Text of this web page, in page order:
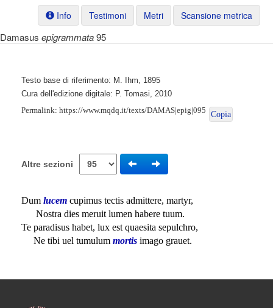
Info Testimoni Metri Scansione metrica
Damasus epigrammata95
Testo base di riferimento: M. Ihm, 1895
Cura dell'edizione digitale: P. Tomasi, 2010
Permalink: https://www.mqdq.it/texts/DAMAS|epig|095 Copia
Altre sezioni
Dum lucem cupimus tectis admittere, martyr,
Nostra dies meruit lumen habere tuum.
Te paradisus habet, lux est quaesita sepulchro,
Ne tibi uel tumulum mortis imago grauet.